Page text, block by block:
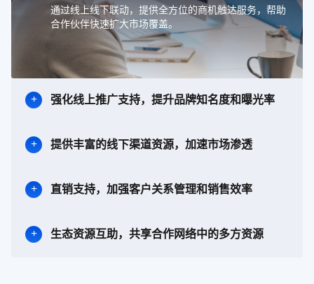
通过线上线下联动，提供全方位的商机触达服务，帮助
合作伙伴快速扩大市场覆盖。
强化线上推广支持，提升品牌知名度和曝光率
提供丰富的线下渠道资源，加速市场渗透
直销支持，加强客户关系管理和销售效率
生态资源互助，共享合作网络中的多方资源